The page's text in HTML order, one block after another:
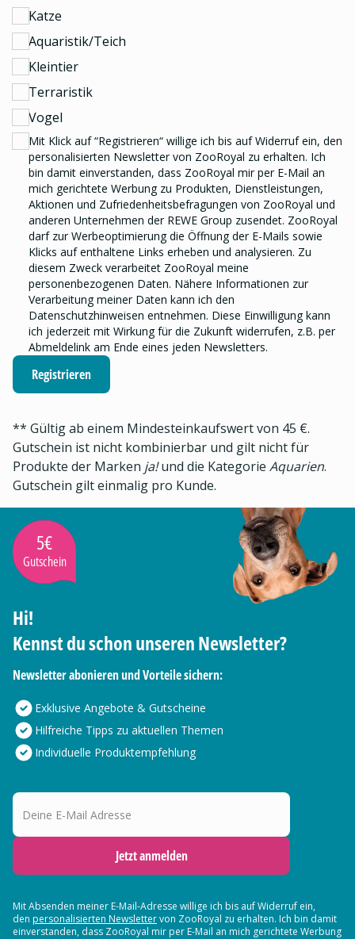
Katze
Aquaristik/Teich
Kleintier
Terraristik
Vogel
Mit Klick auf “Registrieren“ willige ich bis auf Widerruf ein, den
personalisierten Newslettervon ZooRoyal zu erhalten. Ich
bin damit einverstanden, dass ZooRoyal mir per E-Mail an
mich gerichtete Werbung zu Produkten, Dienstleistungen,
Aktionen und Zufriedenheitsbefragungen von ZooRoyal und
anderen Unternehmen der REWE Group zusendet. ZooRoyal
darf zur Werbeoptimierung die Öffnung der E-Mails sowie
Klicks auf enthaltene Links erheben und analysieren. Zu
diesem Zweck verarbeitet ZooRoyal meine
personenbezogenen Daten. Nähere Informationen zur
Verarbeitung meiner Daten kann ich den
Datenschutzhinweisen entnehmen. Diese Einwilligung kann
ich jederzeit mit Wirkung für die Zukunft widerrufen, z.B. per
Abmeldelink am Ende eines jeden Newsletters.
Registrieren
** Gültig ab einem Mindesteinkaufswert von 45 €.
Gutschein ist nicht kombinierbar und gilt nicht für
Produkte der Marken ja!und die Kategorie Aquarien.
Gutschein gilt einmalig pro Kunde.
5€
Gutschein
Hi!
Kennst du schon unseren Newsletter?
Newsletter abonieren und Vorteile sichern:
Exklusive Angebote & Gutscheine
Hilfreiche Tipps zu aktuellen Themen
Individuelle Produktempfehlung
Deine E-Mail Adresse
Jetzt anmelden
Mit Absenden meiner E-Mail-Adresse willige ich bis auf Widerruf ein,
den personalisierten Newslettervon ZooRoyal zu erhalten. Ich bin damit
einverstanden, dass ZooRoyal mir per E-Mail an mich gerichtete Werbung